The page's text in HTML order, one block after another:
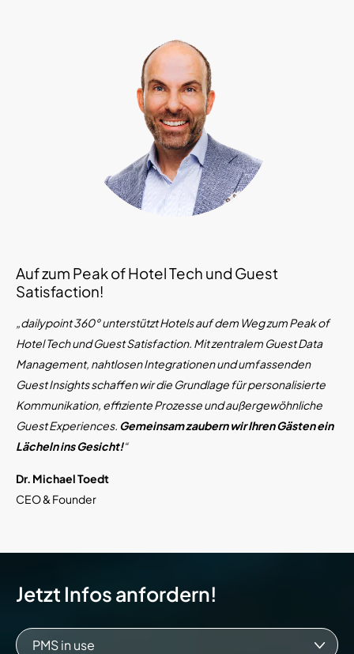
Auf zum Peak of Hotel Tech und Guest
Satisfaction!
„dailypoint 360° unterstützt Hotels auf dem Weg zum Peak of
Hotel Tech und Guest Satisfaction. Mit zentralem Guest Data
Management, nahtlosen Integrationen und umfassenden
Guest Insights schaffen wir die Grundlage für personalisierte
Kommunikation, effiziente Prozesse und außergewöhnliche
Guest Experiences. Gemeinsam zaubern wir Ihren Gästen ein
Lächeln ins Gesicht!“
Dr. Michael Toedt
CEO & Founder
Jetzt Infos anfordern!
PMS in use